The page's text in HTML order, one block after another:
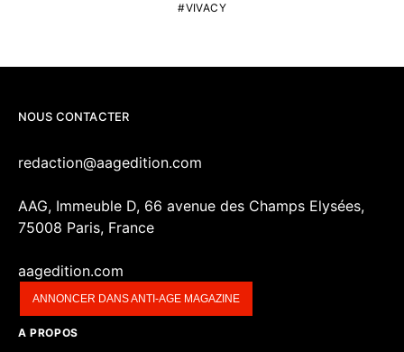
VIVACY
NOUS CONTACTER
redaction@aagedition.com
AAG, Immeuble D, 66 avenue des Champs Elysées,
75008 Paris, France
aagedition.com
ANNONCER DANS ANTI-AGE MAGAZINE
A PROPOS